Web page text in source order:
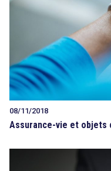
08/11/2018
Assurance-vie et objets